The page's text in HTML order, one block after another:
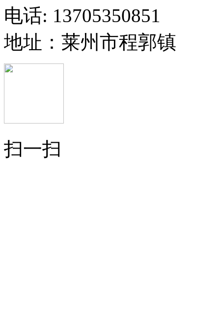
电话: 13705350851
地址：莱州市程郭镇
扫一扫